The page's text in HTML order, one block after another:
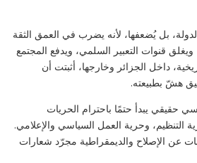
بل يُضعفها، لأنه يضرب في العمق الثقة
قنوات التعبير السلمي، ويدفع المجتمع
داخل الجزائر وخارجها، أثبتت أن
هشّ بطبيعته.
حقيقي يبدأ حتمًا باحترام الحريات
التنظيم، وحرية العمل السياسي والإعلامي.
عن الإصلاح والديمقراطية مجرّد شعارات